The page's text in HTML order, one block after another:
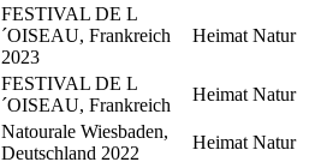
FESTIVAL DE L
´OISEAU, Frankreich
2023
Heimat Natur
FESTIVAL DE L
´OISEAU, Frankreich
Heimat Natur
Natourale Wiesbaden,
Deutschland 2022
Heimat Natur